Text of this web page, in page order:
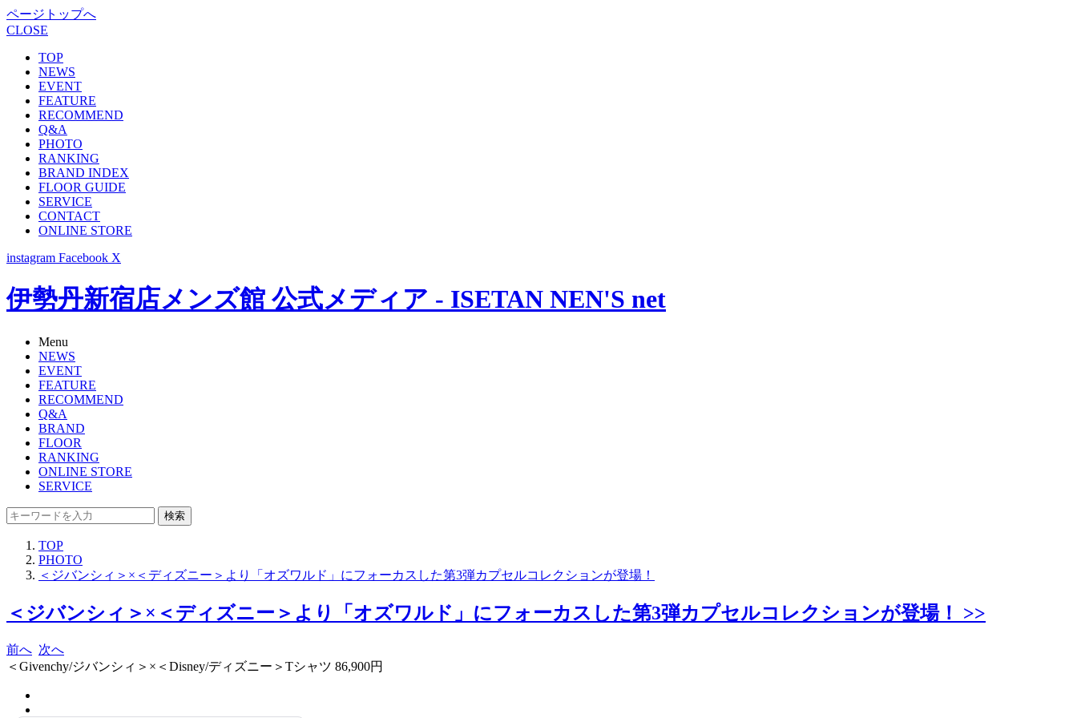
ページトップへ
CLOSE
TOP
NEWS
EVENT
FEATURE
RECOMMEND
Q&A
PHOTO
RANKING
BRAND INDEX
FLOOR GUIDE
SERVICE
CONTACT
ONLINE STORE
instagram Facebook X
伊勢丹新宿店メンズ館 公式メディア - ISETAN NEN'S net
Menu
NEWS
EVENT
FEATURE
RECOMMEND
Q&A
BRAND
FLOOR
RANKING
ONLINE STORE
SERVICE
検索
TOP
PHOTO
＜ジバンシィ＞×＜ディズニー＞より「オズワルド」にフォーカスした第3弾カプセルコレクションが登場！
＜ジバンシィ＞×＜ディズニー＞より「オズワルド」にフォーカスした第3弾カプセルコレクションが登場！ >>
前へ 次へ
＜Givenchy/ジバンシィ＞×＜Disney/ディズニー＞Tシャツ 86,900円